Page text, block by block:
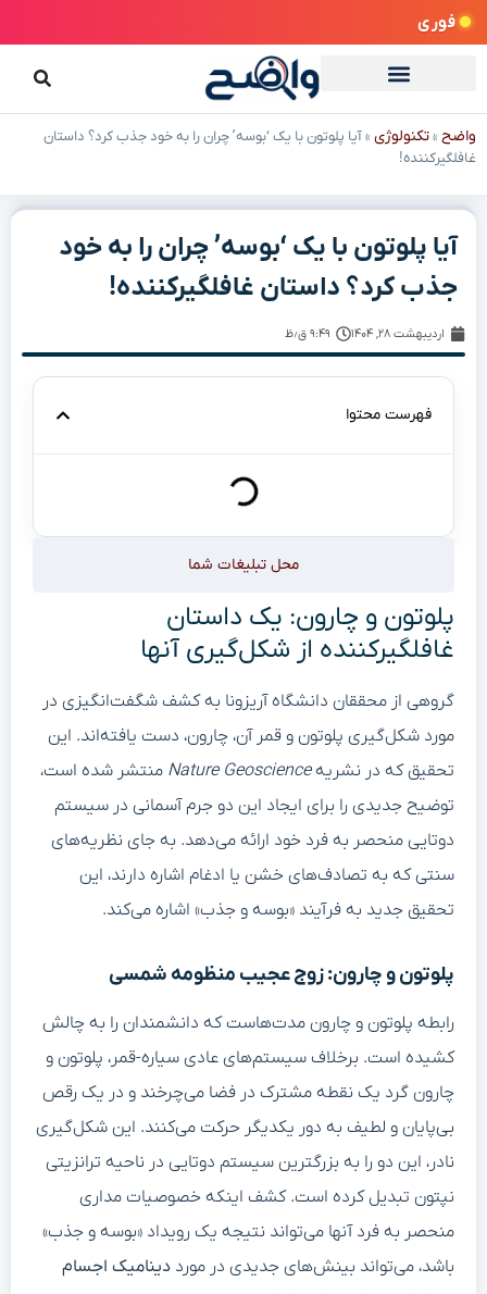
فوری
واضح »تکنولوژی »آیا پلوتون با یک ‘بوسه’ چران را به خود جذب کرد؟ داستان
غافلگیرکننده!
آیا پلوتون با یک ‘بوسه’ چران را به خود
جذب کرد؟ داستان غافلگیرکننده!
اردیبهشت ۲۸, ۱۴۰۴ ۹:۴۹ ق٫ظ
فهرست محتوا
محل تبلیغات شما
پلوتون و چارون: یک داستان
غافلگیرکننده از شکل‌گیری آنها
گروهی از محققان دانشگاه آریزونا به کشف شگفت‌انگیزی در
مورد شکل‌گیری پلوتون و قمر آن، چارون، دست یافته‌اند. این
تحقیق که در نشریهNature Geoscience منتشر شده است،
توضیح جدیدی را برای ایجاد این دو جرم آسمانی در سیستم
دوتایی منحصر به فرد خود ارائه می‌دهد. به جای نظریه‌های
سنتی که به تصادف‌های خشن یا ادغام اشاره دارند، این
تحقیق جدید به فرآیند «بوسه و جذب» اشاره می‌کند.
پلوتون و چارون: زوج عجیب منظومه شمسی
رابطه پلوتون و چارون مدت‌هاست که دانشمندان را به چالش
کشیده است. برخلاف سیستم‌های عادی سیاره-قمر، پلوتون و
چارون گرد یک نقطه مشترک در فضا می‌چرخند و در یک رقص
بی‌پایان و لطیف به دور یکدیگر حرکت می‌کنند. این شکل‌گیری
نادر، این دو را به بزرگترین سیستم دوتایی در ناحیه ترانزیتی
نپتون تبدیل کرده است. کشف اینکه خصوصیات مداری
منحصر به فرد آنها می‌تواند نتیجه یک رویداد «بوسه و جذب»
باشد، می‌تواند بینش‌های جدیدی در مورد دینامیک اجسام